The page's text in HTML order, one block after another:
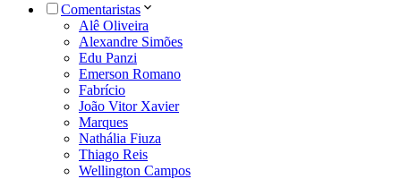
Comentaristas
Alê Oliveira
Alexandre Simões
Edu Panzi
Emerson Romano
Fabrício
João Vitor Xavier
Marques
Nathália Fiuza
Thiago Reis
Wellington Campos